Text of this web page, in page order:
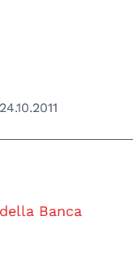
24.10.2011
Banca